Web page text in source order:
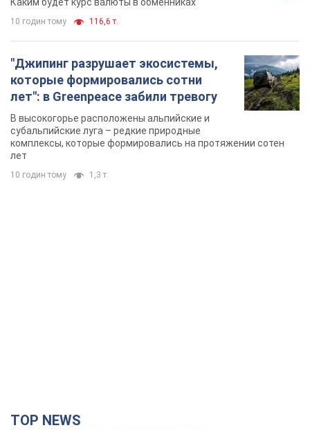
Каким будет курс валюты в обменниках
10 годин тому 116,6 т.
"Джипинг разрушает экосистемы,
которые формировались сотни
лет": в Greenpeace забили тревогу
В высокогорье расположены альпийские и
субальпийские луга – редкие природные
комплексы, которые формировались на протяжении сотен
лет
10 годин тому 1,3 т.
TOP NEWS